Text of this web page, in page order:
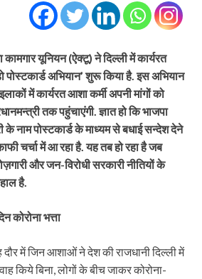
यूनियन (ऐक्टू) ने दिल्ली में कार्यरत
पोस्टकार्ड अभियान’ शुरू किया है. इस अभियान
में कार्यरत आशा कर्मी अपनी मांगों को
तक पहुंचाएंगी. ज्ञात हो कि भाजपा
के नाम पोस्टकार्ड के माध्यम से बधाई सन्देश देने
चर्चा में आ रहा है. यह तब हो रहा है जब
और जन-विरोधी सरकारी नीतियों के
है.
कोरोना भत्ता
दौर में जिन आशाओं ने देश की राजधानी दिल्ली में
किये बिना, लोगों के बीच जाकर कोरोना-